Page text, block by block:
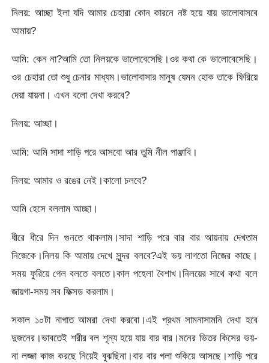
নিলয়: আচ্ছা ইলা যদি আমার চেহারা কোন কারনে নষ্ট হয়ে যায় ভালোবাসবে
আমায়?
আমি: কেন না?আমি তো নিলয়কে ভালোবেসেছি।ওর কথা কে ভালোবেসেছি।
ওর চেহারা তো শুধু চেনার মাধ্যম।ভালোবাসার মানুষ যেমন হোক তাকে ফিরিয়ে
দেয়া যায়না। এখন বলো দেখা করবে?
নিলয়: আচ্ছা।
আমি: আমি সাদা শাড়ি পরে আসবো আর তুমি নীল পাঞ্জাবি।
নিলয়: আমার ও রঙের নেই।কালো চলবে?
আমি হেসে বললাম আচ্ছা।
ধীরে ধীরে দিন গুনতে থাকলাম।সাদা শাড়ি পরে বার বার আয়নায় দেখতাম
নিজেকে।নিলয় কি আমায় দেখে সুন্দর বলবে?এই ভয় লাগতো নিজের কাছে।
সময় ফুরিয়ে গেল বলতে বলতে।কাল পহেলা বৈশাখ।নিলয়ের সাথে কথা বলে
জায়গা-সময় সব ফিক্সড করলাম।
সকাল ১০টা নাগাত আমরা দেখা করবো।এই প্রথম সামনাসামনি দেখা হবে
দুজনের।ভাবতেই শরীর বল শূন্য হয়ে যায় বার বার।মনের ভিতর কিসের ভয়-
না লজ্জা কাজ করছে নিয়েই বুঝছিনা।বার বার গলা শুকিয়ে আসছে।শাড়ি পরে